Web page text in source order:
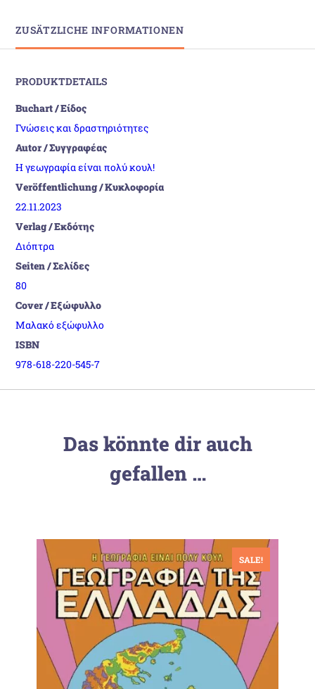
ZUSÄTZLICHE INFORMATIONEN
PRODUKTDETAILS
Buchart / Είδος
Γνώσεις και δραστηριότητες
Autor / Συγγραφέας
Η γεωγραφία είναι πολύ κουλ!
Veröffentlichung / Κυκλοφορία
22.11.2023
Verlag / Εκδότης
Διόπτρα
Seiten / Σελίδες
80
Cover / Εξώφυλλο
Μαλακό εξώφυλλο
ISBN
978-618-220-545-7
Das könnte dir auch
gefallen …
SALE!